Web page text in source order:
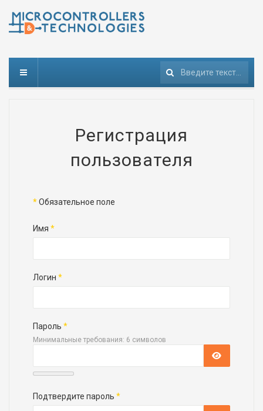
Поиск
Регистрация
пользователя
*Обязательное поле
Имя *
Логин *
Пароль *
Минимальные требования: 6 символов
Подтвердите пароль *